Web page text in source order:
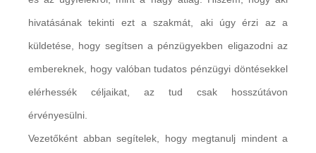
hivatásának tekinti ezt a szakmát, aki úgy érzi az a
küldetése, hogy segítsen a pénzügyekben eligazodni az
embereknek, hogy valóban tudatos pénzügyi döntésekkel
elérhessék céljaikat, az tud csak hosszútávon
érvényesülni.
Vezetőként abban segítelek, hogy megtanulj mindent a